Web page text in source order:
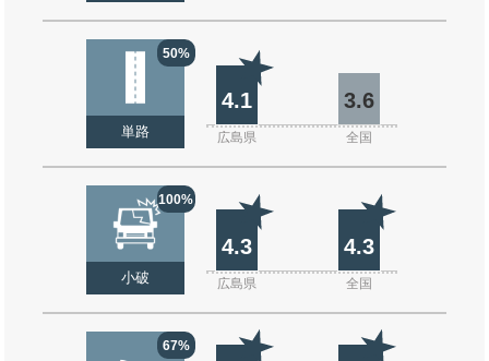
50%
単路
4.1 3.6
広島県 全国
100%
小破
4.3 4.3
広島県 全国
67%